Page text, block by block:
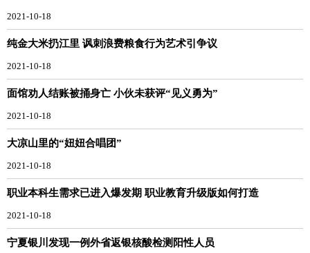
2021-10-18
纯金大米扔江里 讽刺浪费粮食行为艺术引争议
2021-10-18
面馆劝人结账被捅身亡 小伙未获评“见义勇为”
2021-10-18
大凉山里的“妞妞合唱团”
2021-10-18
职业本科生需求已进入爆发期 职业教育升级版如何打造
2021-10-18
宁夏银川发现一例外省返银核酸检测阳性人员